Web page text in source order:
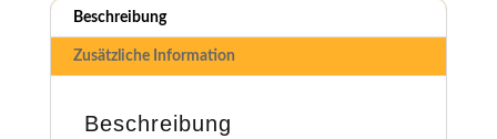
Beschreibung
Zusätzliche Information
Beschreibung